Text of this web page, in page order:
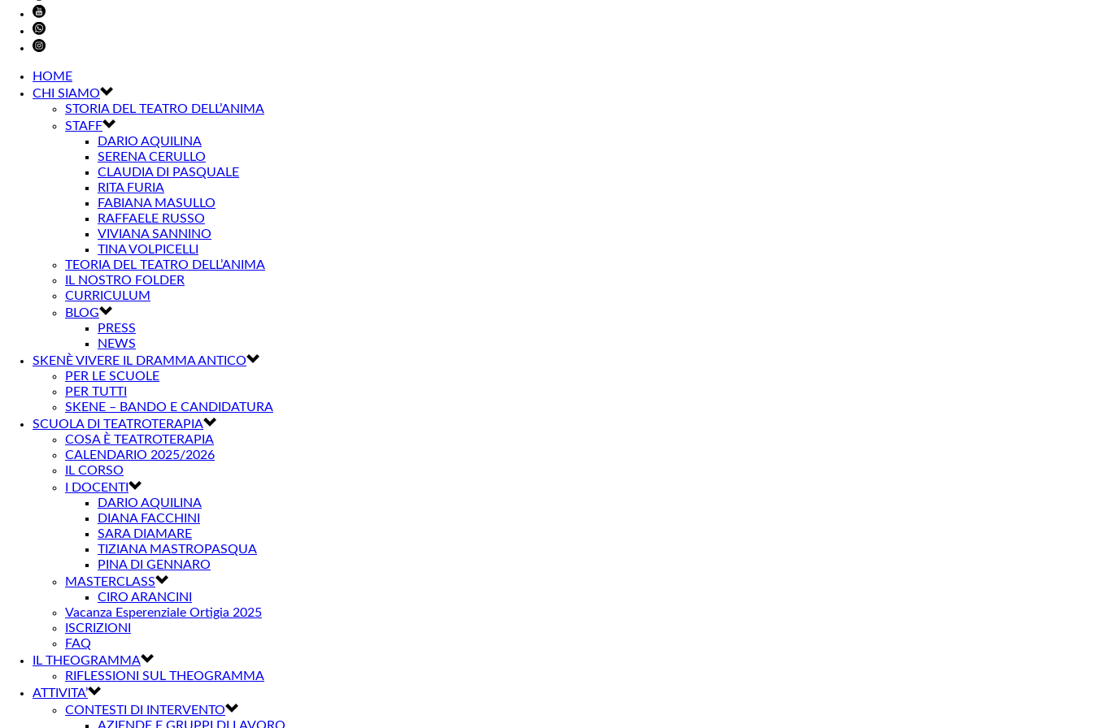
HOME
CHI SIAMO
STORIA DEL TEATRO DELL’ANIMA
STAFF
DARIO AQUILINA
SERENA CERULLO
CLAUDIA DI PASQUALE
RITA FURIA
FABIANA MASULLO
RAFFAELE RUSSO
VIVIANA SANNINO
TINA VOLPICELLI
TEORIA DEL TEATRO DELL’ANIMA
IL NOSTRO FOLDER
CURRICULUM
BLOG
PRESS
NEWS
SKENÈ VIVERE IL DRAMMA ANTICO
PER LE SCUOLE
PER TUTTI
SKENE – BANDO E CANDIDATURA
SCUOLA DI TEATROTERAPIA
COSA È TEATROTERAPIA
CALENDARIO 2025/2026
IL CORSO
I DOCENTI
DARIO AQUILINA
DIANA FACCHINI
SARA DIAMARE
TIZIANA MASTROPASQUA
PINA DI GENNARO
MASTERCLASS
CIRO ARANCINI
Vacanza Esperenziale Ortigia 2025
ISCRIZIONI
FAQ
IL THEOGRAMMA
RIFLESSIONI SUL THEOGRAMMA
ATTIVITA’
CONTESTI DI INTERVENTO